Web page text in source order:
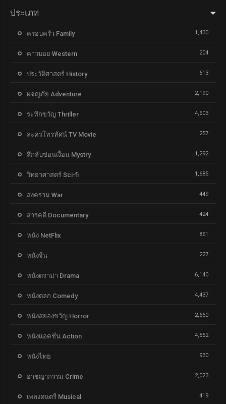
ประเภท
ครอบครัว Family 1,430
คาวบอย Western 204
ประวัติศาสตร์ History 613
ผจญภัย Adventure 2,190
ระทึกขวัญ Thriller 4,603
ละครโทรทัศน์ TV Movie 257
ลึกลับซ่อนเงื่อน Mystry 1,292
วิทยาศาสตร์ Sci-fi 1,685
สงคราม War 449
สารคดี Documentary 424
หนัง NetFlix 861
หนังจีน 227
หนังดราม่า Drama 6,140
หนังตลก Comedy 4,437
หนังสยองขวัญ Horror 2,660
หนังแอคชั่น Action 4,552
หนังไทย 930
อาชญากรรม Crime 2,023
เพลงดนตรี Musical 419